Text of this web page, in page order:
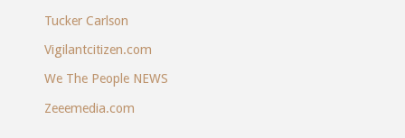
Tucker Carlson
Vigilantcitizen.com
We The People NEWS
Zeeemedia.com